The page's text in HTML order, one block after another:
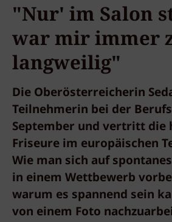
"Nur' im Salon
war mir immer
langweilig"
Die Oberösterreicherin
Teilnehmerin bei der
September und vertritt die
Friseure im europäischen
Wie man sich auf
in einem Wettbewerb
warum es spannend sein
von einem Foto